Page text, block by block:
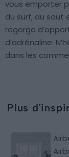
vous emporter
du surf, du saut
regorge
d’adrénaline.
dans les
Plus